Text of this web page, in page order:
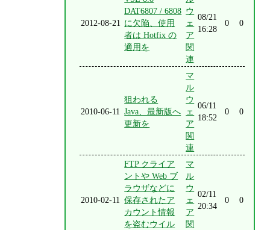
2012-08-21
DAT6807 / 6808
に欠陥、使用
者は Hotfix の
適用を
ウ
ェ
ア
関
連
08/21
16:28
0 0
2010-06-11
狙われる
Java、最新版へ
更新を
マ
ル
ウ
ェ
ア
関
連
06/11
18:52
0 0
2010-02-11
FTP クライア
ントや Web ブ
ラウザなどに
保存されたア
カウント情報
を盗むウイル
マ
ル
ウ
ェ
ア
関
02/11
20:34
0 0